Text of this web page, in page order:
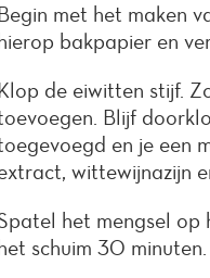
met het maken
bakpapier en
de eiwitten stijf.
Blijf
en je een
wittewijnazijn
het mengsel op
schuim 30